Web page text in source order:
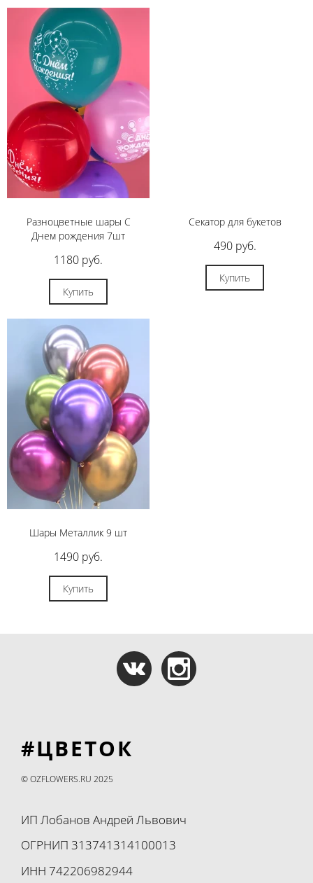
Разноцветные шары С
Днем рождения 7шт
1180 руб.
Купить
Секатор для букетов
490 руб.
Купить
Шары Металлик 9 шт
1490 руб.
Купить
#ЦВЕТОК
© OZFLOWERS.RU 2025
ИП Лобанов Андрей Львович
ОГРНИП 313741314100013
ИНН 742206982944